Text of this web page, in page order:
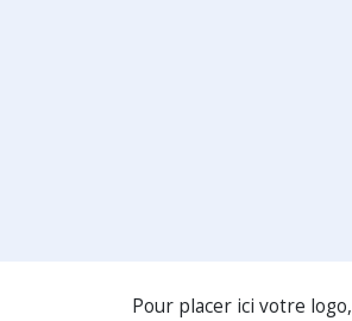
Pour placer ici votre logo,